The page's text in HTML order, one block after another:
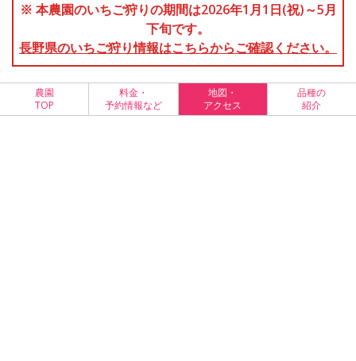
※ 本農園のいちご狩りの期間は2026年1月1日(祝)～5月
下旬です。
長野県のいちご狩り情報はこちらからご確認ください。
農園
TOP
料金・
予約情報など
地図・
アクセス
品種の
紹介